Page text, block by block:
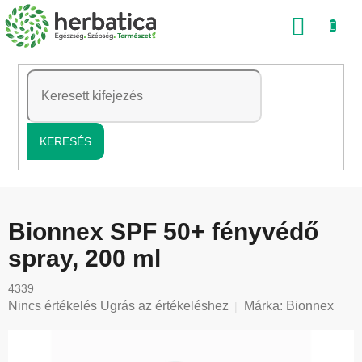
Ugrás
a
tartalomhoz
KERESÉS
Bionnex SPF 50+ fényvédő
spray, 200 ml
4339
A
Nincs értékelés Ugrás az értékeléshez Márka: Bionnex